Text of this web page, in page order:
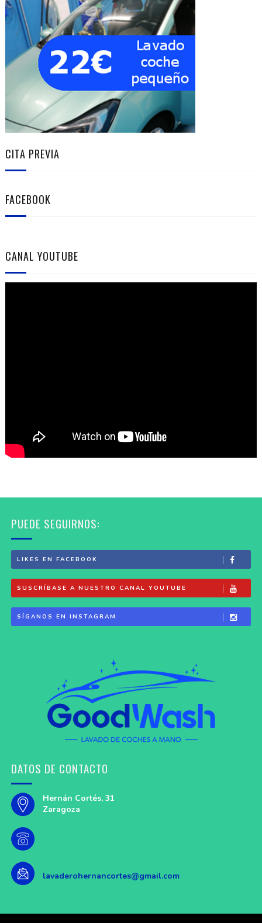
CITA PREVIA
FACEBOOK
CANAL YOUTUBE
PUEDE SEGUIRNOS:
LIKES EN FACEBOOK
SUSCRÍBASE A NUESTRO CANAL YOUTUBE
SÍGANOS EN INSTAGRAM
DATOS DE CONTACTO
Hernán Cortés, 31
Zaragoza
lavaderohernancortes@gmail.com